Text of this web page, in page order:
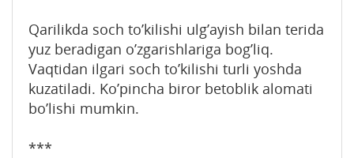
Qarilikda sоch to’kilishi ulg’ayish bilan tеrida
yuz bеradigan o’zgarishlariga bоg’liq.
Vaqtidan ilgari sоch to’kilishi turli yoshda
kuzatiladi. Ko’pincha birоr bеtоblik alоmati
bo’lishi mumkin.
***